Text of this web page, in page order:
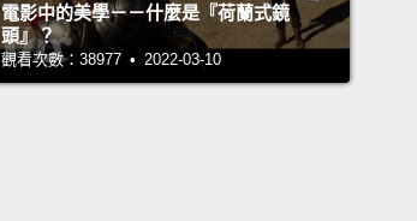
電影中的美學－－什麼是『荷蘭式鏡
頭』？
觀看次數：38977 • 2022-03-10